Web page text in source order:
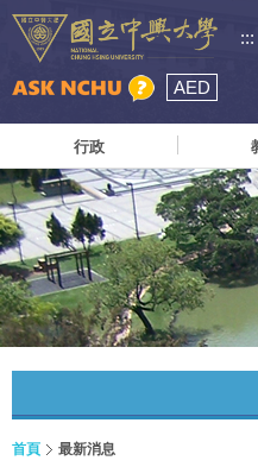
:::
AED
行政
首頁 最新消息